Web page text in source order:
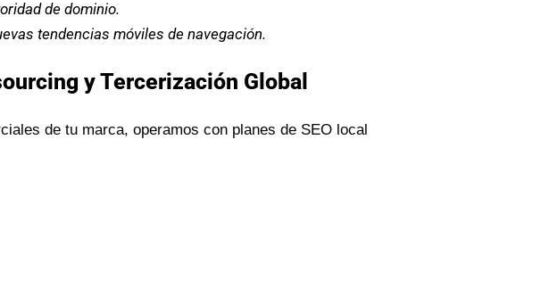
de dominio.
tendencias móviles de navegación.
y Tercerización Global
de tu marca, operamos con planes de SEO local